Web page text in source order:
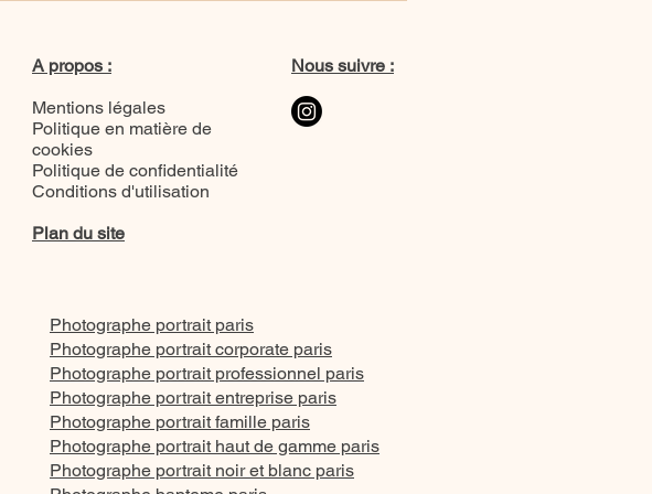
A propos :
Mentions légales
Politique en matière de
cookies
Politique de confidentialité
Conditions d'utilisation
Plan du site
Nous suivre :
Photographe portrait paris
Photographe portrait corporate paris
Photographe portrait professionnel paris
Photographe portrait entreprise paris
Photographe portrait famille paris
Photographe portrait haut de gamme paris
Photographe portrait noir et blanc paris